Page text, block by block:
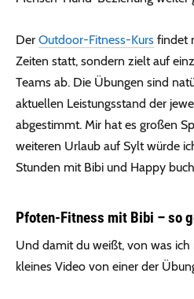
Der Outdoor-Fitness-Kurs findet
Zeiten statt, sondern zielt auf
Teams ab. Die Übungen sind
aktuellen Leistungsstand der
abgestimmt. Mir hat es großen
weiteren Urlaub auf Sylt würde
Stunden mit Bibi und Happy
Pfoten-Fitness mit Bibi – so
Und damit du weißt, von was ich
kleines Video von einer der